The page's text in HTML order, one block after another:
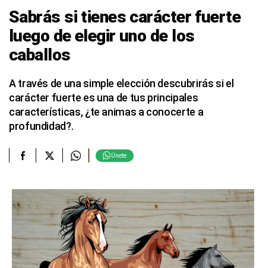
Sabrás si tienes carácter fuerte
luego de elegir uno de los
caballos
A través de una simple elección descubrirás si el
carácter fuerte es una de tus principales
características, ¿te animas a conocerte a
profundidad?.
Únete